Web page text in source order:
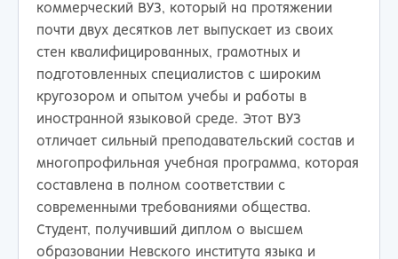
коммерческий ВУЗ, который на протяжении
почти двух десятков лет выпускает из своих
стен квалифицированных, грамотных и
подготовленных специалистов с широким
кругозором и опытом учебы и работы в
иностранной языковой среде. Этот ВУЗ
отличает сильный преподавательский состав и
многопрофильная учебная программа, которая
составлена в полном соответствии с
современными требованиями общества.
Студент, получивший диплом о высшем
образовании Невского института языка и